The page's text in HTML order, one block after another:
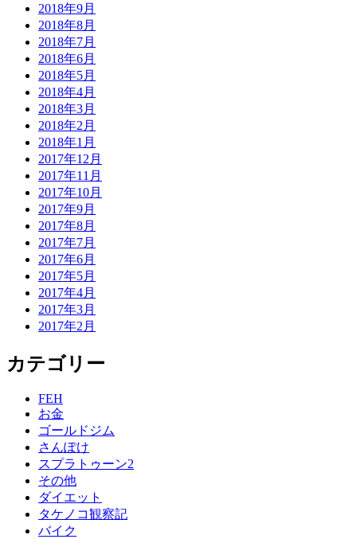
2018年9月
2018年8月
2018年7月
2018年6月
2018年5月
2018年4月
2018年3月
2018年2月
2018年1月
2017年12月
2017年11月
2017年10月
2017年9月
2017年8月
2017年7月
2017年6月
2017年5月
2017年4月
2017年3月
2017年2月
カテゴリー
FEH
お金
ゴールドジム
さんぽけ
スプラトゥーン2
その他
ダイエット
タケノコ観察記
バイク